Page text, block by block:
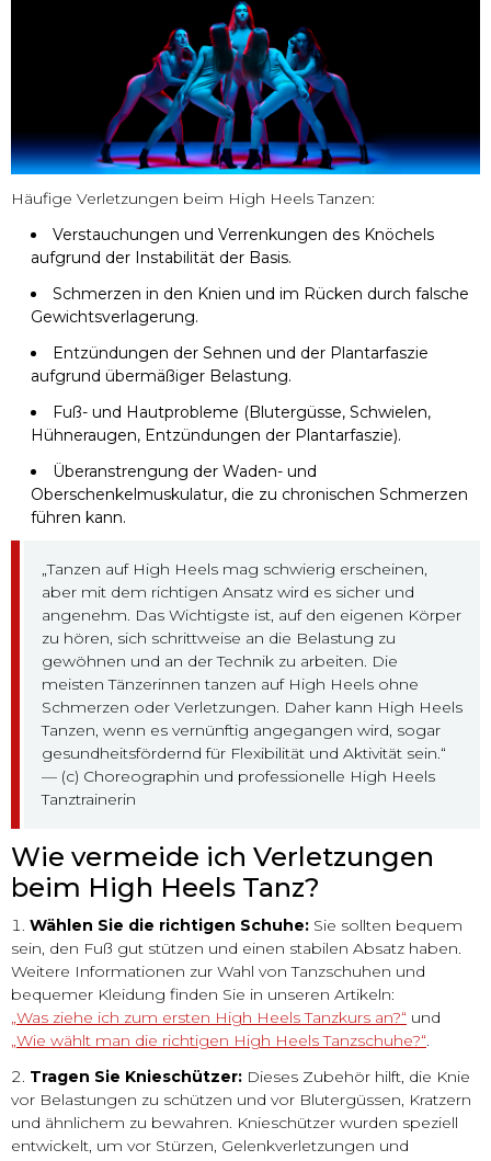
Häufige Verletzungen beim High Heels Tanzen:
Verstauchungen und Verrenkungen des Knöchels
aufgrund der Instabilität der Basis.
Schmerzen in den Knien und im Rücken durch falsche
Gewichtsverlagerung.
Entzündungen der Sehnen und der Plantarfaszie
aufgrund übermäßiger Belastung.
Fuß- und Hautprobleme (Blutergüsse, Schwielen,
Hühneraugen, Entzündungen der Plantarfaszie).
Überanstrengung der Waden- und
Oberschenkelmuskulatur, die zu chronischen Schmerzen
führen kann.
„Tanzen auf High Heels mag schwierig erscheinen,
aber mit dem richtigen Ansatz wird es sicher und
angenehm. Das Wichtigste ist, auf den eigenen Körper
zu hören, sich schrittweise an die Belastung zu
gewöhnen und an der Technik zu arbeiten. Die
meisten Tänzerinnen tanzen auf High Heels ohne
Schmerzen oder Verletzungen. Daher kann High Heels
Tanzen, wenn es vernünftig angegangen wird, sogar
gesundheitsfördernd für Flexibilität und Aktivität sein.“
— (c) Choreographin und professionelle High Heels
Tanztrainerin
Wie vermeide ich Verletzungen
beim High Heels Tanz?
Wählen Sie die richtigen Schuhe: Sie sollten bequem
sein, den Fuß gut stützen und einen stabilen Absatz haben.
Weitere Informationen zur Wahl von Tanzschuhen und
bequemer Kleidung finden Sie in unseren Artikeln:
„Was ziehe ich zum ersten High Heels Tanzkurs an?“ und
„Wie wählt man die richtigen High Heels Tanzschuhe?“.
Tragen Sie Knieschützer: Dieses Zubehör hilft, die Knie
vor Belastungen zu schützen und vor Blutergüssen, Kratzern
und ähnlichem zu bewahren. Knieschützer wurden speziell
entwickelt, um vor Stürzen, Gelenkverletzungen und